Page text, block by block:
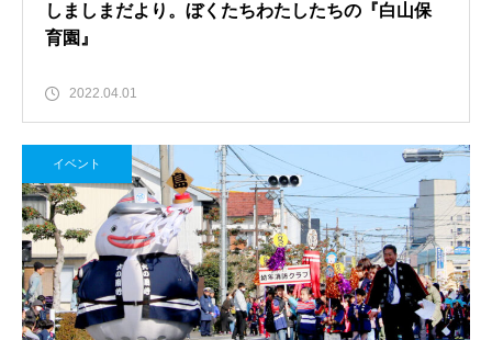
しましまだより。ぼくたちわたしたちの『白山保
育園』
2022.04.01
イベント